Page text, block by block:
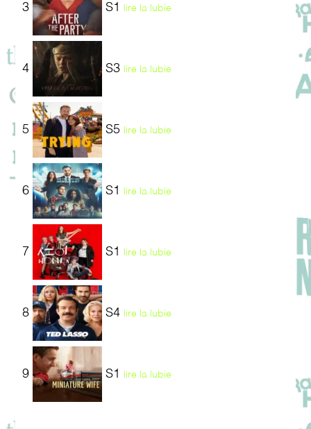
3 S1 lire la lubie
4 S3 lire la lubie
5 S5 lire la lubie
6 S1 lire la lubie
7 S1 lire la lubie
8 S4 lire la lubie
9 S1 lire la lubie